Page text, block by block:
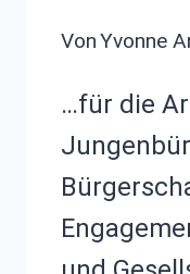
VonYvonne
…für die